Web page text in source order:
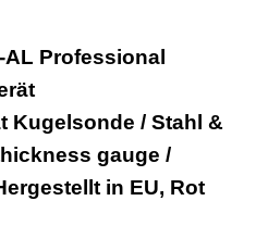
Professional
Kugelsonde / Stahl &
gauge /
in EU, Rot